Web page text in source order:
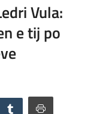
Vula:
e tij po